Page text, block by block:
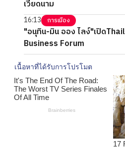
เวียดนาม
16:13 การเมือง
"อนุทิน-มิน ออง ไลง์"เปิด
Business Forum